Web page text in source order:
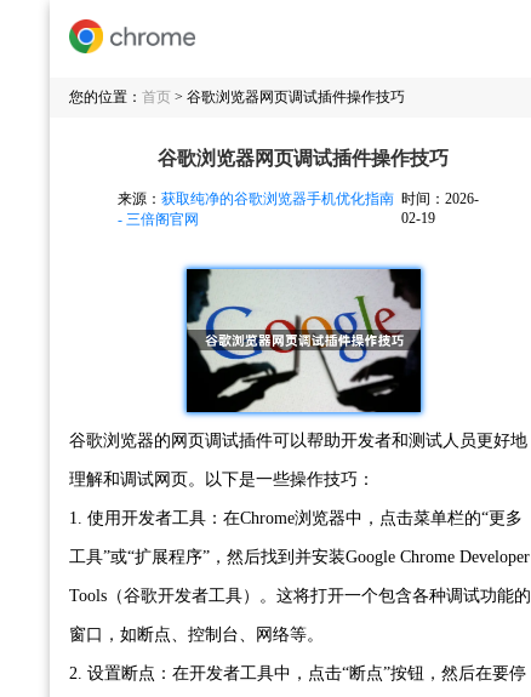
您的位置： 首页 > 谷歌浏览器网页调试插件操作技巧
谷歌浏览器网页调试插件操作技巧
来源： 获取纯净的谷歌浏览器手机优化指南
- 三倍阁官网
时间：2026-
02-19
谷歌浏览器的网页调试插件可以帮助开发者和测试人员更好地
理解和调试网页。以下是一些操作技巧：
1. 使用开发者工具：在Chrome浏览器中，点击菜单栏的“更多
工具”或“扩展程序”，然后找到并安装Google Chrome Developer
Tools（谷歌开发者工具）。这将打开一个包含各种调试功能的
窗口，如断点、控制台、网络等。
2. 设置断点：在开发者工具中，点击“断点”按钮，然后在要停